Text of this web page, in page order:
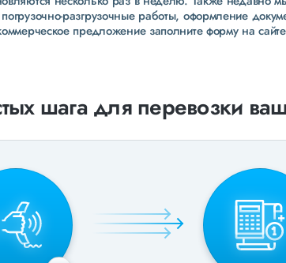
разгрузочные работы, оформление
предложение заполните форму на
шага для перевозки